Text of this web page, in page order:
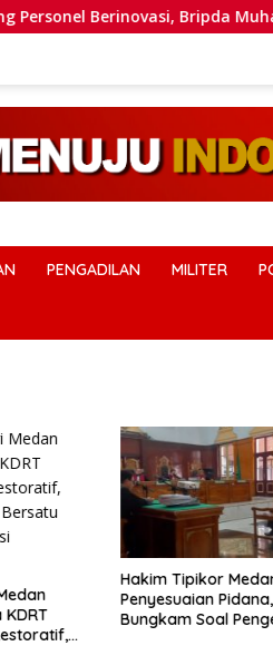
Berinovasi, Bripda Muhammad
PENGADILAN MILITER
Hakim Tipikor
Penyesuaian
Bungkam Soal